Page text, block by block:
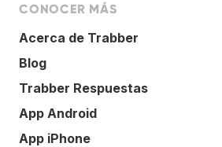
CONOCER MÁS
Acerca de Trabber
Blog
Trabber Respuestas
App Android
App iPhone